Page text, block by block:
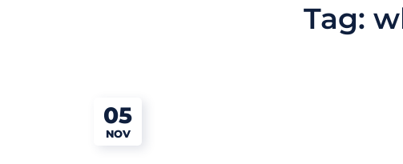
Tag:
05
NOV